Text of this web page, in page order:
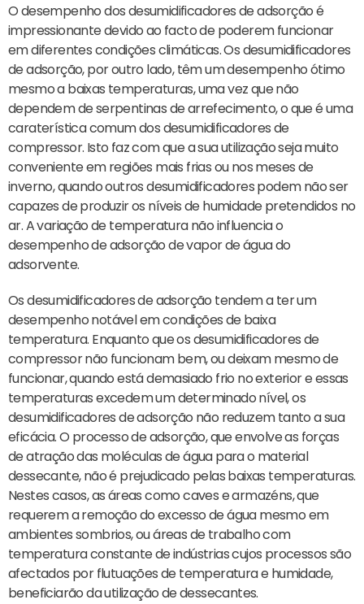
O desempenho dos desumidificadores de adsorção é
impressionante devido ao facto de poderem funcionar
em diferentes condições climáticas. Os desumidificadores
de adsorção, por outro lado, têm um desempenho ótimo
mesmo a baixas temperaturas, uma vez que não
dependem de serpentinas de arrefecimento, o que é uma
caraterística comum dos desumidificadores de
compressor. Isto faz com que a sua utilização seja muito
conveniente em regiões mais frias ou nos meses de
inverno, quando outros desumidificadores podem não ser
capazes de produzir os níveis de humidade pretendidos no
ar. A variação de temperatura não influencia o
desempenho de adsorção de vapor de água do
adsorvente.
Os desumidificadores de adsorção tendem a ter um
desempenho notável em condições de baixa
temperatura. Enquanto que os desumidificadores de
compressor não funcionam bem, ou deixam mesmo de
funcionar, quando está demasiado frio no exterior e essas
temperaturas excedem um determinado nível, os
desumidificadores de adsorção não reduzem tanto a sua
eficácia. O processo de adsorção, que envolve as forças
de atração das moléculas de água para o material
dessecante, não é prejudicado pelas baixas temperaturas.
Nestes casos, as áreas como caves e armazéns, que
requerem a remoção do excesso de água mesmo em
ambientes sombrios, ou áreas de trabalho com
temperatura constante de indústrias cujos processos são
afectados por flutuações de temperatura e humidade,
beneficiarão da utilização de dessecantes.